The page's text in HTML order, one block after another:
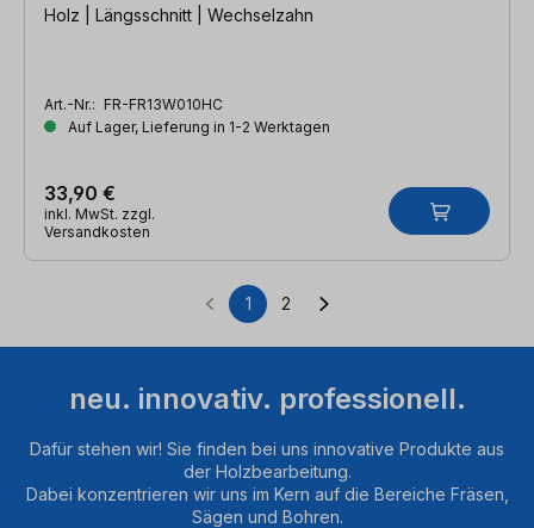
Holz | Längsschnitt | Wechselzahn
Art.-Nr.: FR-FR13W010HC
Auf Lager, Lieferung in 1-2 Werktagen
33,90 €
inkl. MwSt. zzgl.
Versandkosten
Seite
1 Seite
2
neu. innovativ. professionell.
Dafür stehen wir! Sie finden bei uns innovative Produkte aus
der Holzbearbeitung.
Dabei konzentrieren wir uns im Kern auf die Bereiche Fräsen,
Sägen und Bohren.